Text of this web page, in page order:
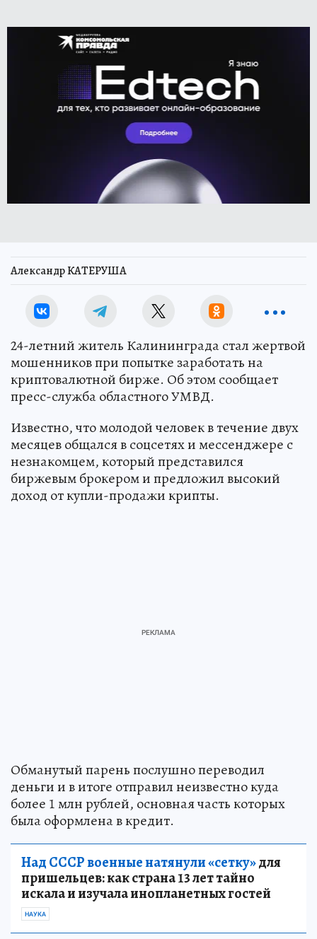
Александр КАТЕРУША
24-летний житель Калининграда стал жертвой
мошенников при попытке заработать на
криптовалютной бирже. Об этом сообщает
пресс-служба областного УМВД.
Известно, что молодой человек в течение двух
месяцев общался в соцсетях и мессенджере с
незнакомцем, который представился
биржевым брокером и предложил высокий
доход от купли-продажи крипты.
Обманутый парень послушно переводил
деньги и в итоге отправил неизвестно куда
более 1 млн рублей, основная часть которых
была оформлена в кредит.
Над СССР военные натянули «сетку»для
пришельцев: как страна 13 лет тайно
искала и изучала инопланетных гостей
НАУКА